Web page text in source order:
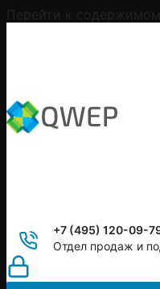
+7 (495) 120-09-
Отдел продаж и